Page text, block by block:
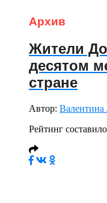
Архив
Жители
десятом
стране
Автор: Валентина
Рейтинг